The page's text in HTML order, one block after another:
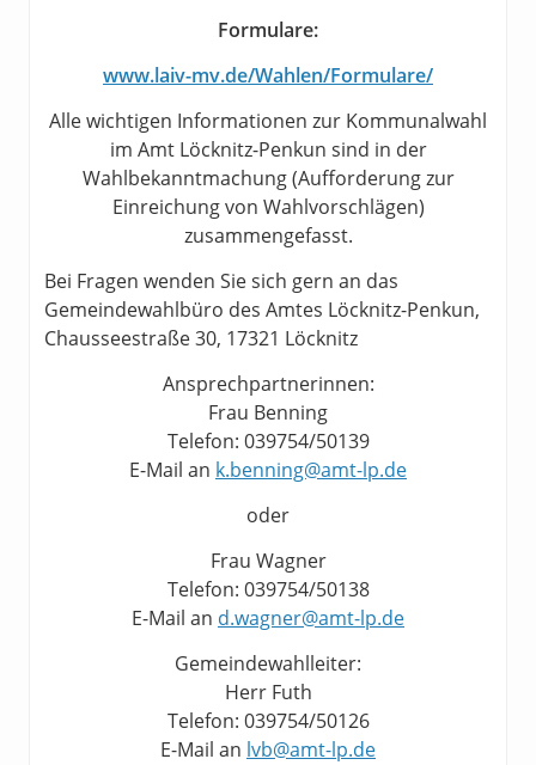
Formulare:
www.laiv-mv.de/Wahlen/Formulare/
Alle wichtigen Informationen zur Kommunalwahl
im Amt Löcknitz-Penkun sind in der
Wahlbekanntmachung (Aufforderung zur
Einreichung von Wahlvorschlägen)
zusammengefasst.
Bei Fragen wenden Sie sich gern an das
Gemeindewahlbüro des Amtes Löcknitz-Penkun,
Chausseestraße 30, 17321 Löcknitz
Ansprechpartnerinnen:
Frau Benning
Telefon: 039754/50139
E-Mail an k.benning@amt-lp.de
oder
Frau Wagner
Telefon: 039754/50138
E-Mail an d.wagner@amt-lp.de
Gemeindewahlleiter:
Herr Futh
Telefon: 039754/50126
E-Mail an lvb@amt-lp.de